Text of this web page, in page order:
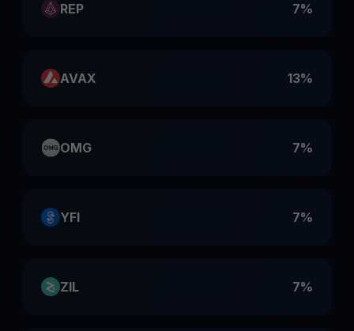
REP 7%
AVAX 13%
OMG 7%
YFI 7%
ZIL 7%